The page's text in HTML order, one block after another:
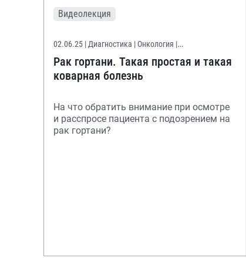
Видеолекция
02.06.25 | Диагностика | Онкология |
Онконастороженность
Рак гортани. Такая простая и такая
коварная болезнь
На что обратить внимание при осмотре
и расспросе пациента с подозрением на
рак гортани?